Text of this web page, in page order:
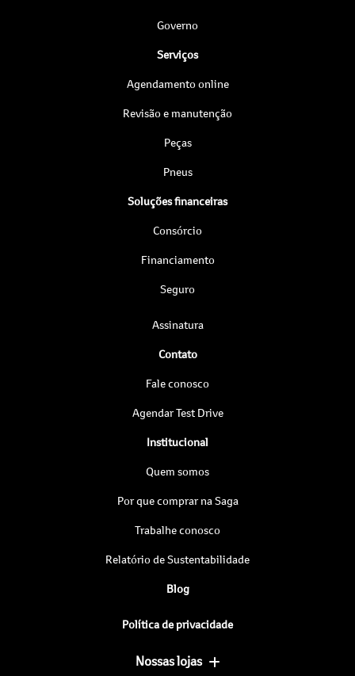
Governo
Serviços
Agendamento online
Revisão e manutenção
Peças
Pneus
Soluções financeiras
Consórcio
Financiamento
Seguro
Assinatura
Contato
Fale conosco
Agendar Test Drive
Institucional
Quem somos
Por que comprar na Saga
Trabalhe conosco
Relatório de Sustentabilidade
Blog
Política de privacidade
Nossas lojas